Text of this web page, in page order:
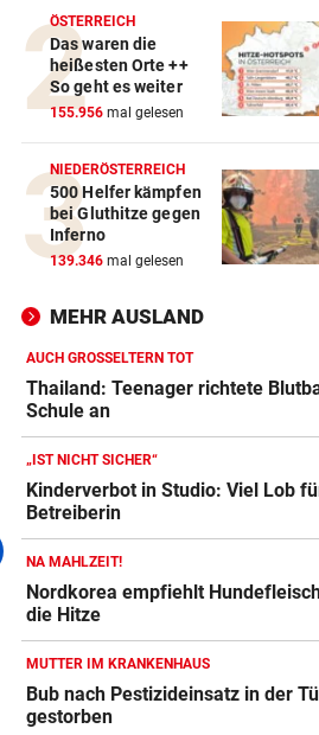
BEWAFFNETER ÜBERFALL vor
Dorotheum: Räuber ließ
Geschäft zurück
So bereiten Sie sich auf
Media-Checks vor
ANHALTENDE TROCKENHEIT vor
Kein Wasser mehr:
PROZESS UM COLD CASE
Anklage-Einspruch im
Kammerer abgewiesen
WIEN, NÖ UND BGLD
Vermisste und zugelaufene
Vierbeiner
ÖSTERREICH
Das waren die
heißesten Orte ++
So geht es weiter
155.956 mal gelesen
NIEDERÖSTERREICH
500 Helfer kämpfen
bei Gluthitze gegen
Inferno
139.346 mal gelesen
MEHR AUSLAND
AUCH GROSSELTERN TOT
Thailand: Teenager richtete
Schule an
„IST NICHT SICHER“
Kinderverbot in Studio: Viel Lob
Betreiberin
NA MAHLZEIT!
Nordkorea empfiehlt
die Hitze
MUTTER IM KRANKENHAUS
Bub nach Pestizideinsatz in der
gestorben